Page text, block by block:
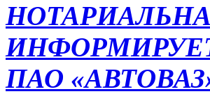
ПАО